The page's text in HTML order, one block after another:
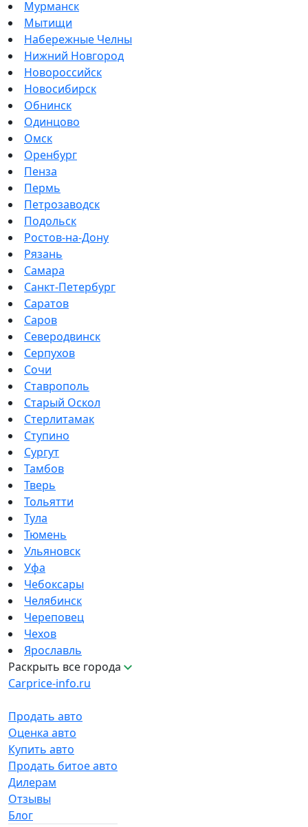
Мурманск
Мытищи
Набережные Челны
Нижний Новгород
Новороссийск
Новосибирск
Обнинск
Одинцово
Омск
Оренбург
Пенза
Пермь
Петрозаводск
Подольск
Ростов-на-Дону
Рязань
Самара
Санкт-Петербург
Саратов
Саров
Северодвинск
Серпухов
Сочи
Ставрополь
Старый Оскол
Стерлитамак
Ступино
Сургут
Тамбов
Тверь
Тольятти
Тула
Тюмень
Ульяновск
Уфа
Чебоксары
Челябинск
Череповец
Чехов
Ярославль
Раскрыть все города
Carprice-info.ru
Продать авто
Оценка авто
Купить авто
Продать битое авто
Дилерам
Отзывы
Блог